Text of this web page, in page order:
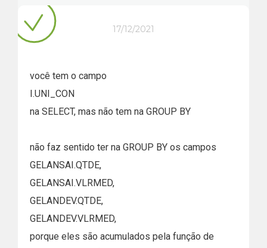
17/12/2021
você tem o campo
I.UNI_CON
na SELECT, mas não tem na GROUP BY
não faz sentido ter na GROUP BY os campos
GELANSAI.QTDE,
GELANSAI.VLRMED,
GELANDEV.QTDE,
GELANDEV.VLRMED,
porque eles são acumulados pela função de